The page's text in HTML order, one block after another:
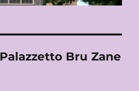
Palazzetto Bru Zane